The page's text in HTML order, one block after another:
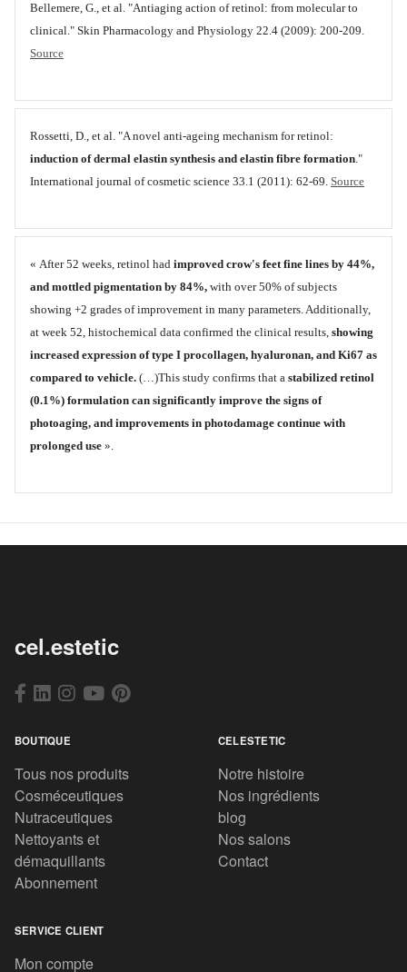
Bellemere, G., et al. "Antiaging action of retinol: from molecular to
clinical." Skin Pharmacology and Physiology 22.4 (2009): 200-209.
Source
Rossetti, D., et al. "A novel anti‐ageing mechanism for retinol:
induction of dermal elastin synthesis and elastin fibre formation."
International journal of cosmetic science 33.1 (2011): 62-69. Source
« After 52 weeks, retinol had improved crow's feet fine lines by 44%,
and mottled pigmentation by 84%, with over 50% of subjects
showing +2 grades of improvement in many parameters. Additionally,
at week 52, histochemical data confirmed the clinical results, showing
increased expression of type I procollagen, hyaluronan, and Ki67 as
compared to vehicle. (…)This study confirms that a stabilized retinol
(0.1%) formulation can significantly improve the signs of
photoaging, and improvements in photodamage continue with
prolonged use ».
cel.estetic
BOUTIQUE
Tous nos produits
Cosméceutiques
Nutraceutiques
Nettoyants et
démaquillants
Abonnement
CELESTETIC
Notre histoire
Nos ingrédients
blog
Nos salons
Contact
SERVICE CLIENT
Mon compte